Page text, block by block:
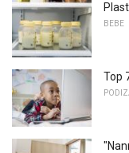
BEBE
Top